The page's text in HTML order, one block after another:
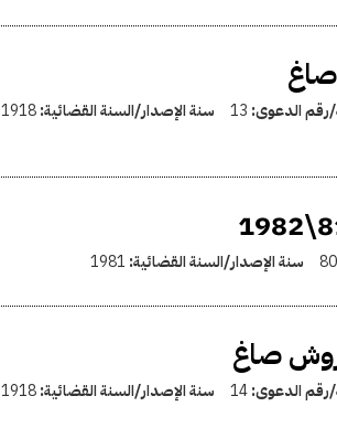
رقم الدعوى: 13 سنة الإصدار/السنة القضائية:1918
80 سنة الإصدار/السنة القضائية: 1981
صاغ
رقم الدعوى:14 سنة الإصدار/السنة القضائية:1918